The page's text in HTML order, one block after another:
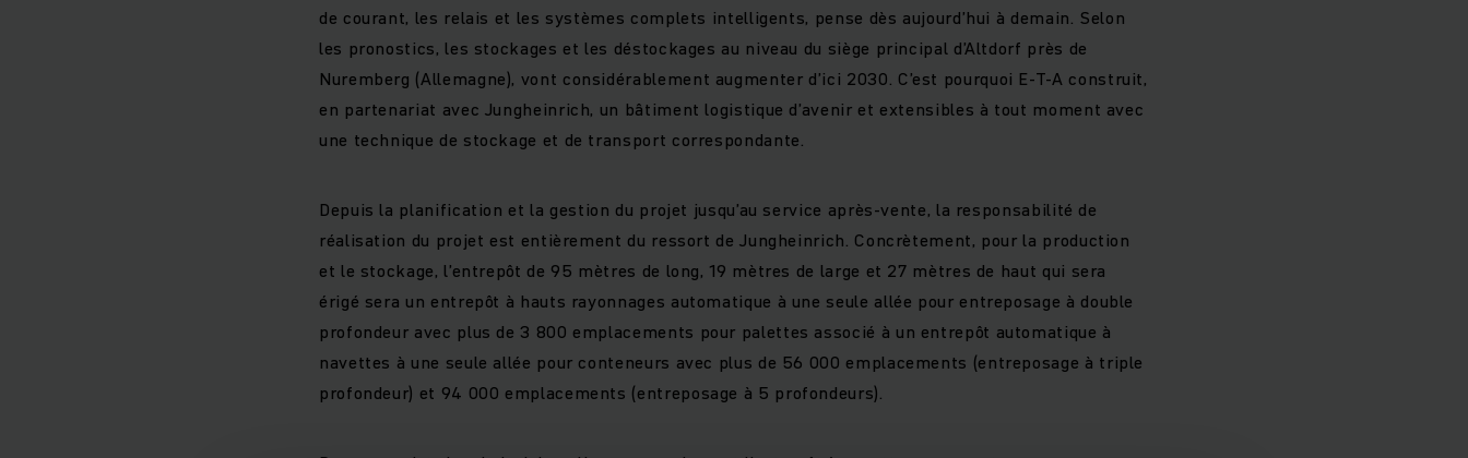
de courant, les relais et les systèmes complets intelligents, pense dès aujourd’hui à demain. Selon
les pronostics, les stockages et les déstockages au niveau du siège principal d’Altdorf près de
Nuremberg (Allemagne), vont considérablement augmenter d’ici 2030. C’est pourquoi E-T-A construit,
en partenariat avec Jungheinrich, un bâtiment logistique d’avenir et extensibles à tout moment avec
une technique de stockage et de transport correspondante.
Depuis la planification et la gestion du projet jusqu’au service après-vente, la responsabilité de
réalisation du projet est entièrement du ressort de Jungheinrich. Concrètement, pour la production
et le stockage, l’entrepôt de 95 mètres de long, 19 mètres de large et 27 mètres de haut qui sera
érigé sera un entrepôt à hauts rayonnages automatique à une seule allée pour entreposage à double
profondeur avec plus de 3 800 emplacements pour palettes associé à un entrepôt automatique à
navettes à une seule allée pour conteneurs avec plus de 56 000 emplacements (entreposage à triple
profondeur) et 94 000 emplacements (entreposage à 5 profondeurs).